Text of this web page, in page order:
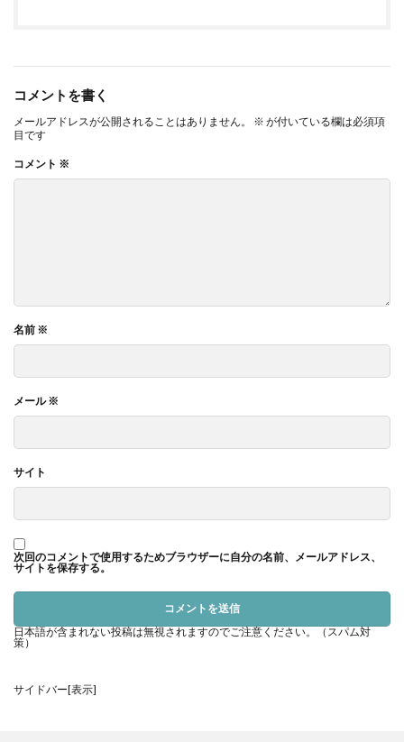
っていう機能。
ていたんです。今までだったら休日を丸一日使って、いろんなお
店を回っていたはず。
見できました！サイズを入力して、ダイソーと無印良品で検索し
でお財布にも優しいので、本当に時間の節約になりました。
使い始めたら、「なんでもっと早く使わなかったんだろう」って
思うこと間違いなしですので、ぜひ試してみてください！
収納アプリを使ってシンデレラフィッ
トを実現しよう！
コメントを書く
メールアドレスが公開されることはありません。 ※ が付いている欄は必須項
目です
コメント ※
名前 ※
メール※
サイト
次回のコメントで使用するためブラウザーに自分の名前、メールアドレス、
サイトを保存する。
日本語が含まれない投稿は無視されますのでご注意ください。（スパム対
策）
サイドバー[表示]